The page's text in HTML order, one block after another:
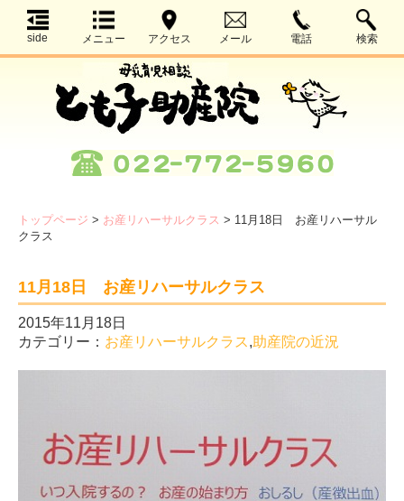
side メニュー アクセス メール 電話 検索
トップページ > お産リハーサルクラス > 11月18日 お産リハーサル
クラス
11月18日 お産リハーサルクラス
2015年11月18日
カテゴリー： お産リハーサルクラス,助産院の近況